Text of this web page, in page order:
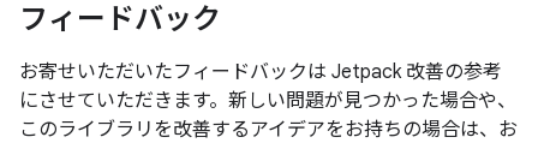
フィードバック
お寄せいただいたフィードバックは Jetpack 改善の参考
にさせていただきます。新しい問題が見つかった場合や、
このライブラリを改善するアイデアをお持ちの場合は、お